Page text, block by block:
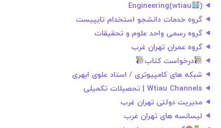
Engineering(wtiau
)
گروه خدمات دانشجو استخدام تایپیست
گروه رسمی واحد علوم و تحقیقات
گروه عمران تهران غرب
درخواست كتاب
شبکه های کامپیوتری / استاد علوی ابهری
Wtiau Channels | تحصیلات تکمیلی
مدیریت دولتی تهران غرب
لیسانسه های تهران غرب